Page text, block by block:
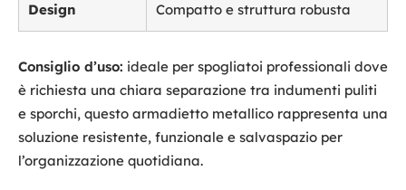
Design Compatto e struttura robusta
Consiglio d’uso: ideale per spogliatoi professionali dove
è richiesta una chiara separazione tra indumenti puliti
e sporchi, questo armadietto metallico rappresenta una
soluzione resistente, funzionale e salvaspazio per
l’organizzazione quotidiana.